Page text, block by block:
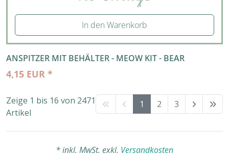
In den Warenkorb
ANSPITZER MIT BEHÄLTER - MEOW KIT - BEAR
4,15 EUR *
Zeige 1 bis 16 von 2471
Artikel
1 2 3
* inkl. MwSt. exkl. Versandkosten